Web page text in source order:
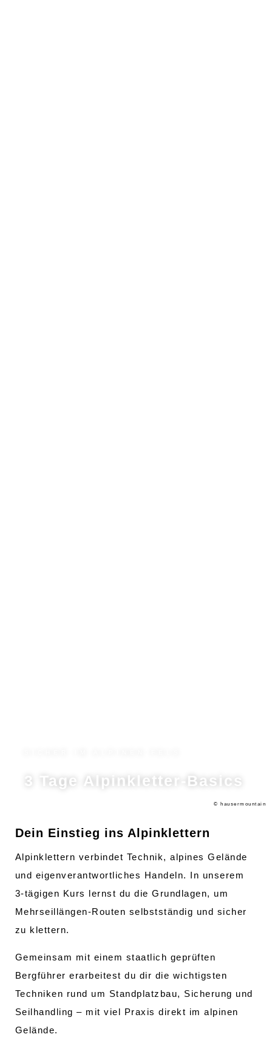
3 Tage Alpinkletter-Basics
© hausermountain
Dein Einstieg ins Alpinklettern
Alpinklettern verbindet Technik, alpines Gelände
und eigenverantwortliches Handeln. In unserem
3-tägigen Kurs lernst du die Grundlagen, um
Mehrseillängen-Routen selbstständig und sicher
zu klettern.
Gemeinsam mit einem staatlich geprüften
Bergführer erarbeitest du dir die wichtigsten
Techniken rund um Standplatzbau, Sicherung und
Seilhandling – mit viel Praxis direkt im alpinen
Gelände.